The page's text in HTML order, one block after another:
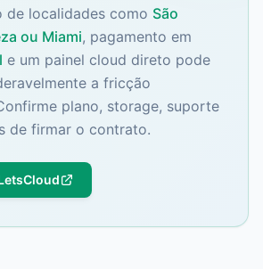
de localidades como São
ou Miami, pagamento em
e um painel cloud direto pode
a fricção
plano, storage, suporte
de firmar o contrato.